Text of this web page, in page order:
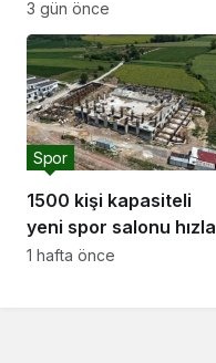
3 gün önce
1500 kişi kapasiteli
yeni spor salonu hızla
yükseliyor: “Salon
Spor
1 hafta önce